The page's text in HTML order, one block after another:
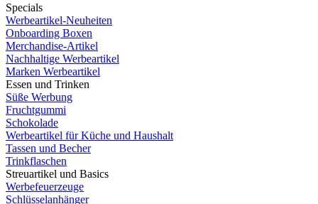
Specials
Werbeartikel-Neuheiten
Onboarding Boxen
Merchandise-Artikel
Nachhaltige Werbeartikel
Marken Werbeartikel
Essen und Trinken
Süße Werbung
Fruchtgummi
Schokolade
Werbeartikel für Küche und Haushalt
Tassen und Becher
Trinkflaschen
Streuartikel und Basics
Werbefeuerzeuge
Schlüsselanhänger